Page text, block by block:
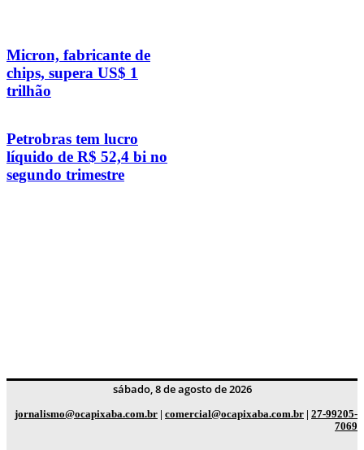
Micron, fabricante de
chips, supera US$ 1
trilhão
Petrobras tem lucro
líquido de R$ 52,4 bi no
segundo trimestre
sábado, 8 de agosto de 2026
jornalismo@ocapixaba.com.br | comercial@ocapixaba.com.br | 27-99205-
7069